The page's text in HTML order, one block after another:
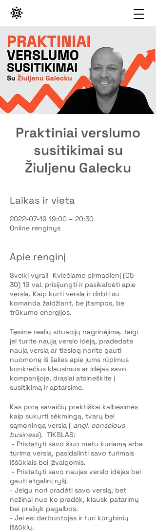
Praktiniai verslumo
susitikimai su
Žiuljenu Galecku
Laikas ir vieta
2022-07-19 19:00 – 20:30
Online renginys
Apie renginį
Sveiki vyrai! Kviečiame pirmadienį (05-
30) 19 val. prisijungti ir pasikalbėti apie
verslą. Kaip kurti verslą ir dirbti su
komanda žaidžiant, be įtampos, be
trūkumo energijos.
Tęsime realių situacijų nagrinėjimą, taigi
jei turite naują verslo idėją, pradedate
naują verslą ar tiesiog norite gauti
nuomonę iš šalies apie jums rūpimus
konkrečius klausimus ar idėjas savo
kompanijoje, drąsiai atsineškite į
susitikimą ir aptarsime.
Kas porą savaičių praktiškai kalbėsimės
kaip sukurti sėkmingą, tvarų bei
sąmoningą verslą ( angl. conscious
business). TIKSLAS:
- Pristatyti savo šiuo metu kuriamą arba
turimą verslą, pasidalinti savo turimais
iššūkiais bei įžvalgomis.
- Pristatyti savo naujas verslo idėjas bei
gauti atgalinį ryšį.
- Jeigu nori pradėti savo verslą, bet
nežinai nuo ko pradėk, klausk patarimų
bei prašyk pagalbos.
- Jei esi darbuotojas ir turi kūrybinių
iššūkių.